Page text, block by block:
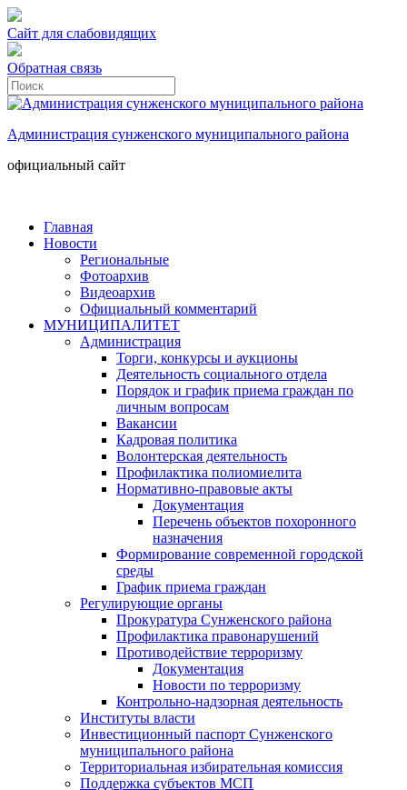
Сайт для слабовидящих
Обратная связь
Администрация сунженского муниципального района
официальный сайт
Главная
Новости
Региональные
Фотоархив
Видеоархив
Официальный комментарий
МУНИЦИПАЛИТЕТ
Администрация
Торги, конкурсы и аукционы
Деятельность социального отдела
Порядок и график приема граждан по
личным вопросам
Вакансии
Кадровая политика
Волонтерская деятельность
Профилактика полиомиелита
Нормативно-правовые акты
Документация
Перечень объектов похоронного
назначения
Формирование современной городской
среды
График приема граждан
Регулирующие органы
Прокуратура Сунженского района
Профилактика правонарушений
Противодействие терроризму
Документация
Новости по терроризму
Контрольно-надзорная деятельность
Институты власти
Инвестиционный паспорт Сунженского
муниципального района
Территориальная избирательная комиссия
Поддержка субъектов МСП